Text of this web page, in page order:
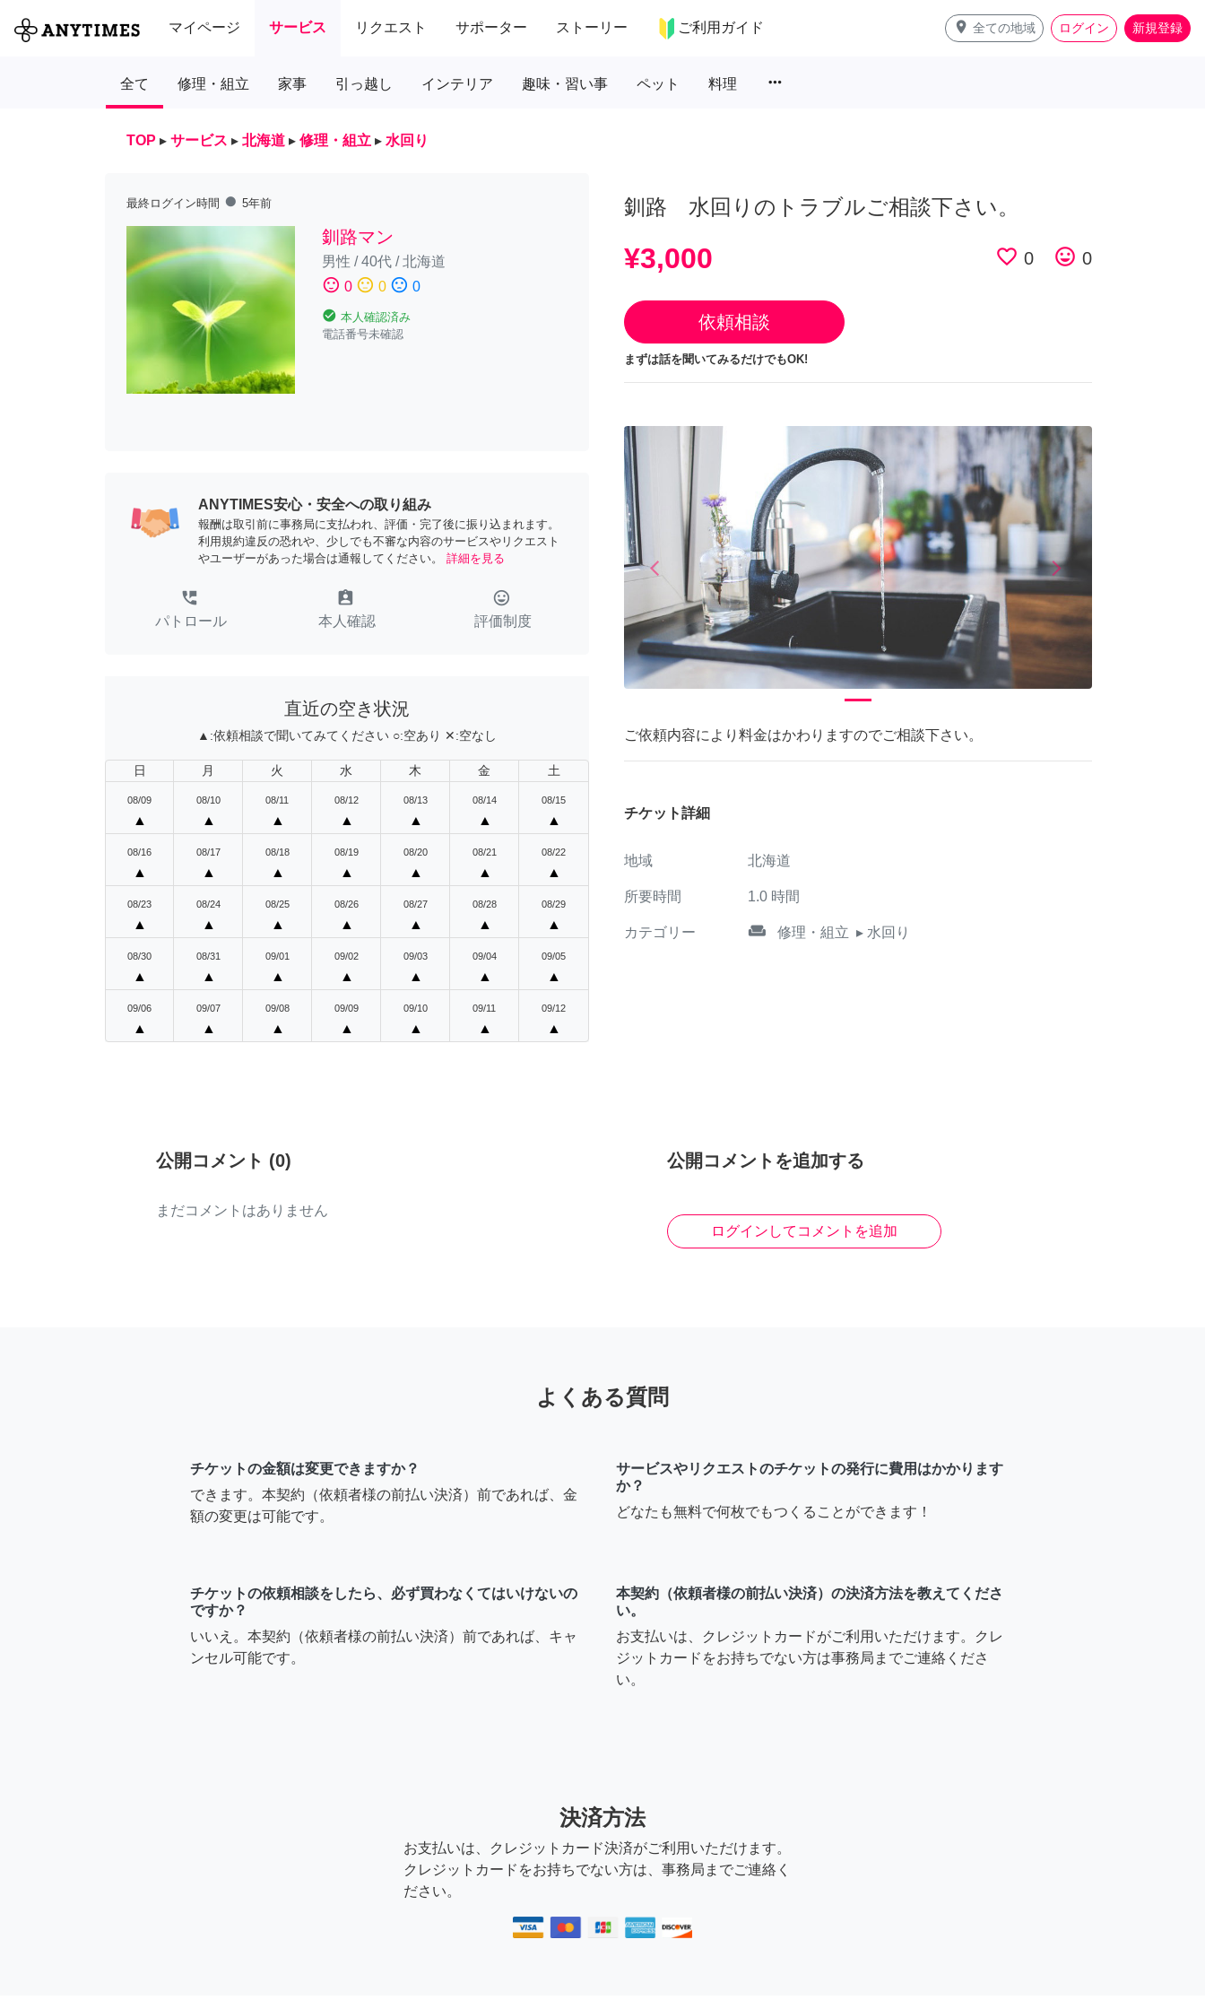
マイページ サービス リクエスト サポーター ストーリー ご利用ガイド place 全ての地域 ログイン 新規登録
全て 修理・組立 家事 引っ越し インテリア 趣味・習い事 ペット 料理 more_horiz
TOP ▸ サービス ▸ 北海道 ▸ 修理・組立 ▸ 水回り
最終ログイン時間 fiber_manual_record 5年前
釧路マン
男性 /40代/北海道
sentiment_satisfied 0 sentiment_neutral 0 sentiment_dissatisfied 0
check_circle 本人確認済み
電話番号未確認
ANYTIMES安心・安全への取り組み
報酬は取引前に事務局に支払われ、評価・完了後に振り込まれます。
利用規約違反の恐れや、少しでも不審な内容のサービスやリクエスト
やユーザーがあった場合は通報してください。
詳細を見る
perm_phone_msg
パトロール
assignment_ind
本人確認
tag_faces
評価制度
直近の空き状況
▲:依頼相談で聞いてみてください ○:空あり ✕:空なし
日 月 火 水 木 金 土
08/09
▲
08/10
▲
08/11
▲
08/12
▲
08/13
▲
08/14
▲
08/15
▲
08/16
▲
08/17
▲
08/18
▲
08/19
▲
08/20
▲
08/21
▲
08/22
▲
08/23
▲
08/24
▲
08/25
▲
08/26
▲
08/27
▲
08/28
▲
08/29
▲
08/30
▲
08/31
▲
09/01
▲
09/02
▲
09/03
▲
09/04
▲
09/05
▲
09/06
▲
09/07
▲
09/08
▲
09/09
▲
09/10
▲
09/11
▲
09/12
▲
釧路 水回りのトラブルご相談下さい。
¥3,000 favorite_border 0 tag_faces 0
依頼相談
まずは話を聞いてみるだけでもOK!
arrow_back_iosPrevious arrow_forward_iosNext
ご依頼内容により料金はかわりますのでご相談下さい。
チケット詳細
地域 北海道
所要時間 1.0 時間
カテゴリー weekend 修理・組立 ▸ 水回り
公開コメント (0)
まだコメントはありません
公開コメントを追加する
ログインしてコメントを追加
よくある質問
チケットの金額は変更できますか？
できます。本契約（依頼者様の前払い決済）前であれば、金
額の変更は可能です。
サービスやリクエストのチケットの発行に費用はかかります
か？
どなたも無料で何枚でもつくることができます！
チケットの依頼相談をしたら、必ず買わなくてはいけないの
ですか？
いいえ。本契約（依頼者様の前払い決済）前であれば、キャ
ンセル可能です。
本契約（依頼者様の前払い決済）の決済方法を教えてくださ
い。
お支払いは、クレジットカードがご利用いただけます。クレ
ジットカードをお持ちでない方は事務局までご連絡くださ
い。
決済方法
お支払いは、クレジットカード決済がご利用いただけます。
クレジットカードをお持ちでない方は、事務局までご連絡く
ださい。